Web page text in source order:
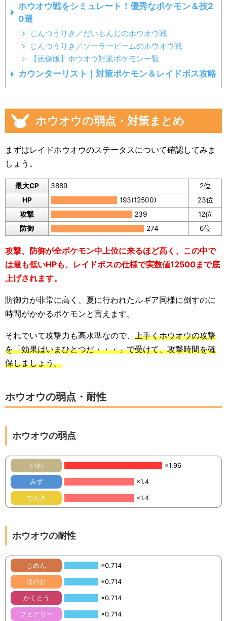
ホウオウ戦をシミュレート！優秀なポケモン＆技2
0選
じんつうりき／だいもんじのホウオウ戦
じんつうりき／ソーラービームのホウオウ戦
【画像版】ホウオウ対策ポケモン一覧
カウンターリスト｜対策ポケモン＆レイドボス攻略
ホウオウの弱点・対策まとめ
まずはレイドホウオウのステータスについて確認してみま
しょう。
最大CP 3889
2位
HP
193(12500)
23位
攻撃
239
12位
防御
274 6位
攻撃、防御が全ポケモン中上位に来るほど高く、この中で
は最も低いHPも、レイドボスの仕様で実数値12500まで底
上げされます。
防御力が非常に高く、夏に行われたルギア同様に倒すのに
時間がかかるポケモンと言えます。
それでいて攻撃力も高水準なので、 上手くホウオウの攻撃
を「効果はいまひとつだ・・・」で受けて、攻撃時間を確
保しましょう。
ホウオウの弱点・耐性
ホウオウの弱点
いわ ×1.96
みず ×1.4
でんき ×1.4
ホウオウの耐性
じめん ×0.714
ほのお ×0.714
かくとう ×0.714
フェアリー ×0.714